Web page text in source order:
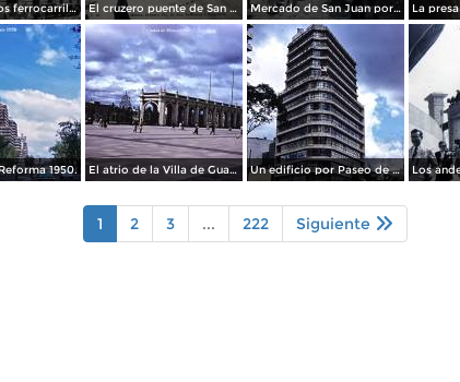
Edicicio de los ferrocarriles. El cruzero puente de San Francisco y Guardiola por el fotografo Felix Miret. Mercado de San Juan por el fotografo Felix Miret
1950. El atrio de la Villa de Guadalupe 1950. Un edificio por Paseo de La Reforma 1950
1 2 3 ... 222 Siguiente